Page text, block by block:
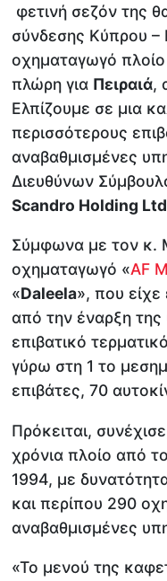
φετινή σεζόν της
σύνδεσης Κύπρου –
οχηματαγωγό
πλώρη για Πειραιά,
Ελπίζουμε σε μια
περισσότερους
αναβαθμισμένες
Διευθύνων
Scandro Holding Ltd
Σύμφωνα με τον κ.
οχηματαγωγό «AF
«Daleela», που είχε
από την έναρξη
επιβατικό
γύρω στη 1 το
επιβάτες, 70
Πρόκειται,
χρόνια πλοίο από
1994, με
και περίπου 290
αναβαθμισμένες
«Το μενού της